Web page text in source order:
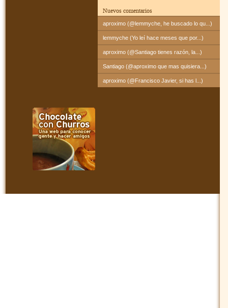
Nuevos comentarios
aproximo (@lemmyche, he buscado lo qu...)
lemmyche (Yo leí hace meses que por...)
aproximo (@Santiago tienes razón, la...)
Santiago (@aproximo que mas quisiera...)
aproximo (@Francisco Javier, si has l...)